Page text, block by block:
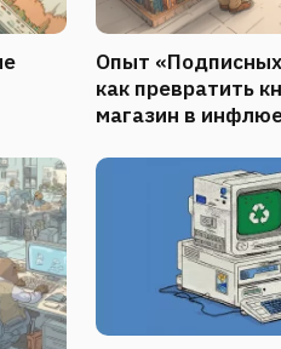
Опыт
как превратить
магазин в